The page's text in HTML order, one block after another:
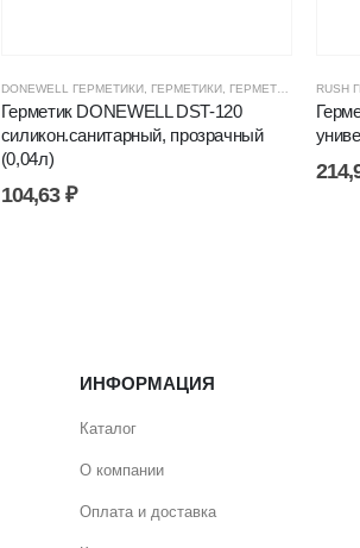
,ГЕРМЕТИКИ, КЛЕИ, ПЕНЫ,ЦЕНОВЫЕ
DONEWELL ГЕРМЕТИКИ, ГЕРМЕТИКИ, ГЕРМЕТИКИ СИЛИКОНОВЫЕ
Герметик DONEWELL DST-120
силикон.санитарный, прозрачный
(0,04л)
104,63 ₽
RUSH
ИНФОРМАЦИЯ
Каталог
О компании
Оплата и доставка